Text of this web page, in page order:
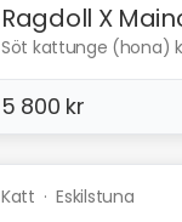
Ragdoll X
Söt kattunge (hona)
5 800 kr
Katt ·Eskilstuna